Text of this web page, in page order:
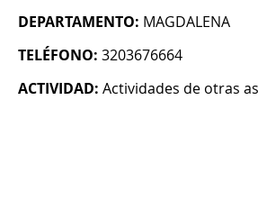
DEPARTAMENTO: MAGDALENA
TELÉFONO: 3203676664
ACTIVIDAD: Actividades de otras